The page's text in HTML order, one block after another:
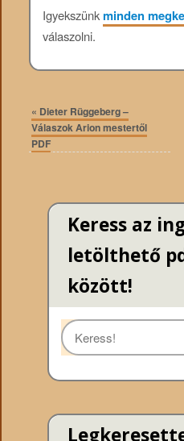
Igyekszünkminden
válaszolni.
« Dieter Rüggeberg –
Válaszok Arion mestertől
PDF
Keress az
letölthető
között!